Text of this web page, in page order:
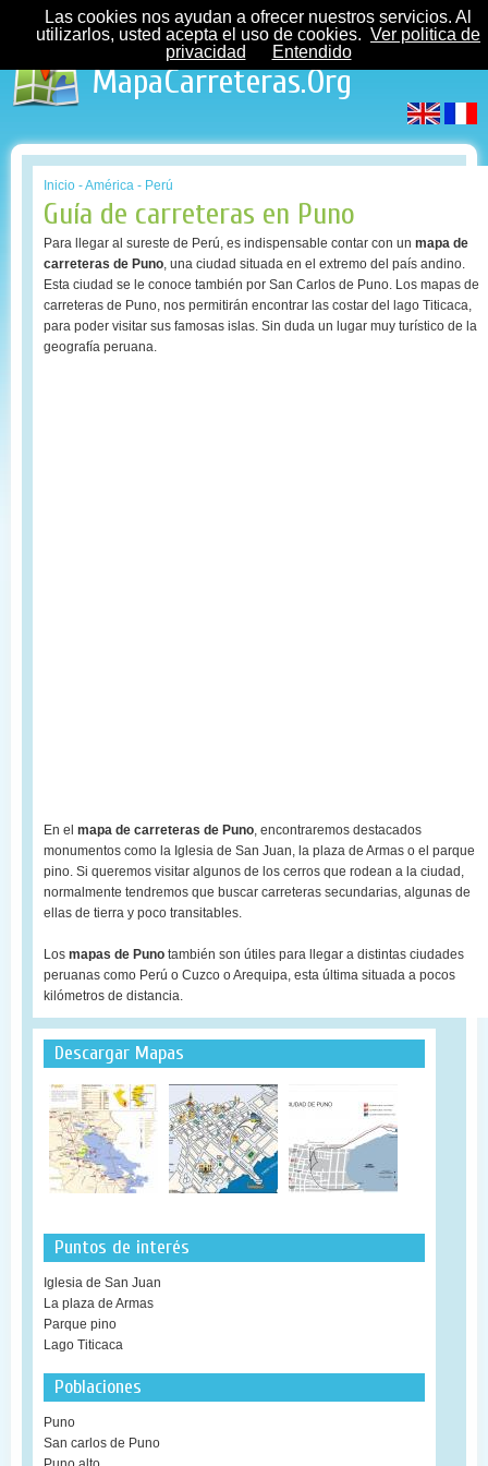
MapaCarreteras.Org
Inicio -América - Perú
Guía de carreteras en Puno
Para llegar al sureste de Perú, es indispensable contar con un mapa de
carreteras de Puno, una ciudad situada en el extremo del país andino.
Esta ciudad se le conoce también por San Carlos de Puno. Los mapas de
carreteras de Puno, nos permitirán encontrar las costar del lago Titicaca,
para poder visitar sus famosas islas. Sin duda un lugar muy turístico de la
geografía peruana.
En el mapa de carreteras de Puno, encontraremos destacados
monumentos como la Iglesia de San Juan, la plaza de Armas o el parque
pino. Si queremos visitar algunos de los cerros que rodean a la ciudad,
normalmente tendremos que buscar carreteras secundarias, algunas de
ellas de tierra y poco transitables.
Los mapas de Puno también son útiles para llegar a distintas ciudades
peruanas como Perú o Cuzco o Arequipa, esta última situada a pocos
kilómetros de distancia.
Descargar Mapas
Puntos de interés
Iglesia de San Juan
La plaza de Armas
Parque pino
Lago Titicaca
Poblaciones
Puno
San carlos de Puno
Las cookies nos ayudan a ofrecer nuestros servicios. Al
utilizarlos, usted acepta el uso de cookies. Ver politica de
privacidad
Entendido